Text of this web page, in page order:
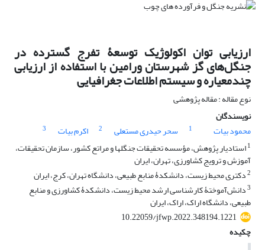
ارزیابی توان اکولوژیک توسعۀ تفرج گسترده در
جنگل‌های گز شهرستان ورامین با استفاده از ارزیابی
چندمعیاره و سیستم اطلاعات جغرافیایی
نوع مقاله : مقاله پژوهشی
نویسندگان
محمود بیات
1 سحر حیدری مستعلی 2 اکرم بیات
3
1استادیار پژوهش، مؤسسه تحقیقات جنگلها و مراتع کشور، سازمان تحقیقات،
آموزش و ترویج کشاورزی، تهران، ایران
2دکتری محیط زیست، دانشکدۀ منابع طبیعی، دانشگاه تهران، کرج، ایران
3دانش‌آموختۀ کارشناسی ارشد محیط زیست، دانشکدۀ کشاورزی و منابع
طبیعی، دانشگاه اراک، اراک، ایران
10.22059/jfwp.2022.348194.1221
چکیده